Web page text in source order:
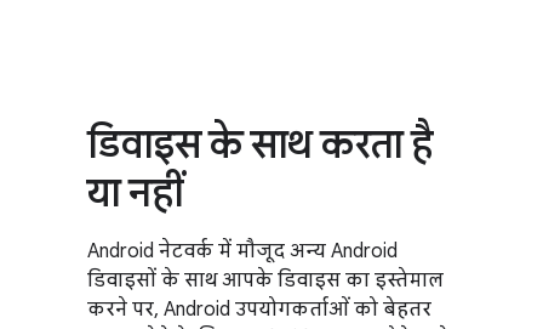
डिवाइस के साथ करता है
या नहीं
Android नेटवर्क में मौजूद अन्य Android
डिवाइसों के साथ आपके डिवाइस का इस्तेमाल
करने पर, Android उपयोगकर्ताओं को बेहतर